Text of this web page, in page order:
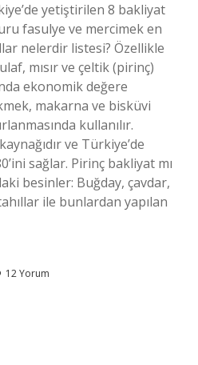
yetiştirilen 8 bakliyat
fasulye ve mercimek en
nelerdir listesi? Özellikle
mısır ve çeltik (pirinç)
ekonomik değere
makarna ve bisküvi
kullanılır.
ve Türkiye’de
sağlar. Pirinç bakliyat mı
besinler: Buğday, çavdar,
ile bunlardan yapılan
12 Yorum